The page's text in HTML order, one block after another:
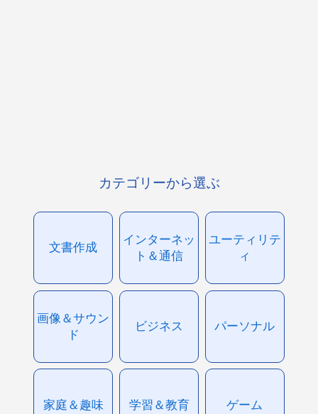
カテゴリーから選ぶ
文書作成
インターネッ
ト＆通信
ユーティリテ
ィ
画像＆サウン
ド
ビジネス パーソナル
家庭＆趣味 学習＆教育 ゲーム